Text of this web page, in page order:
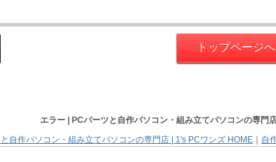
トップページへ
エラー | PCパーツと自作パソコン・組み立てパソコンの専門
自作パソコン・組み立てパソコンの専門店 | 1's PCワンズ HOME
自